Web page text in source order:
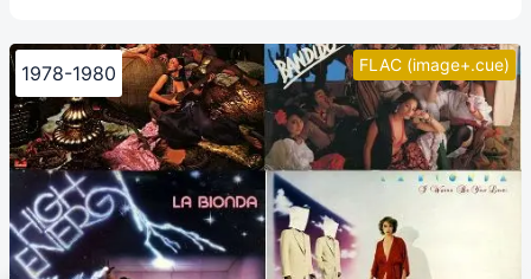
FLAC (image+.cue)
1978-1980